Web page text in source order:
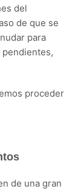
del
de que se
para
proceder
de una gran